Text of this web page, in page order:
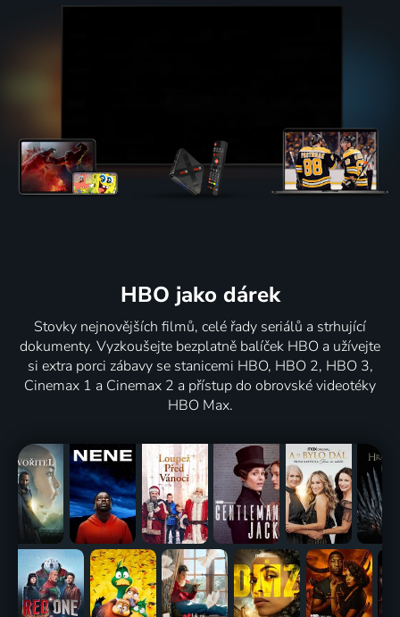
HBO jako dárek
Stovky nejnovějších filmů, celé řady seriálů a strhující
dokumenty. Vyzkoušejte bezplatně balíček HBO a užívejte
si extra porci zábavy se stanicemi HBO, HBO 2, HBO 3,
Cinemax 1 a Cinemax 2 a přístup do obrovské videotéky
HBO Max.